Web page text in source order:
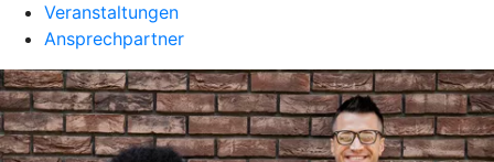
Veranstaltungen
Ansprechpartner